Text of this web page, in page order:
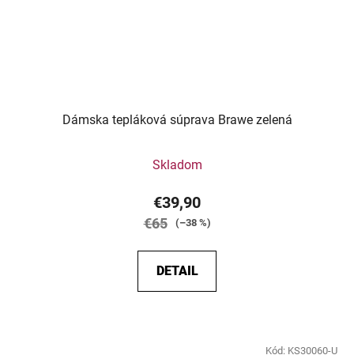
Dámska tepláková súprava Brawe zelená
Skladom
€39,90
€65 (–38 %)
DETAIL
Kód: KS30060-U